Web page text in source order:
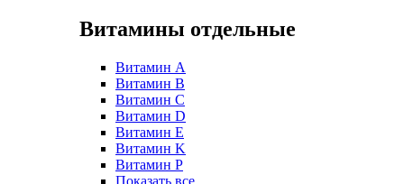
Витамины отдельные
Витамин A
Витамин B
Витамин C
Витамин D
Витамин E
Витамин K
Витамин P
Показать все